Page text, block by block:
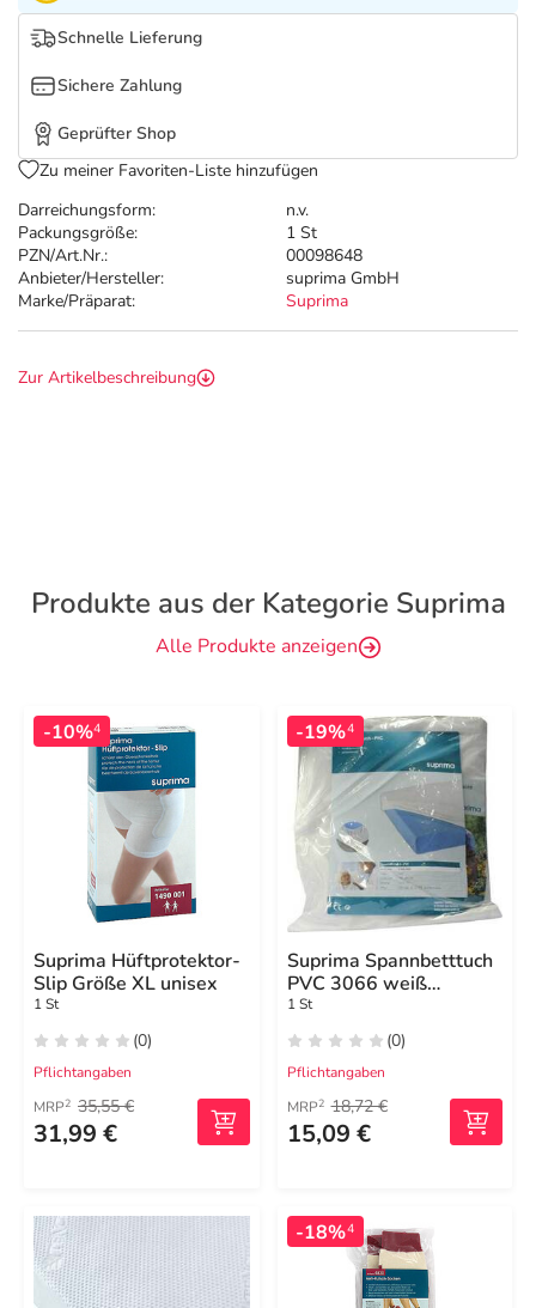
Tierapotheke
Vitamine & Mineralstoffe
Marken
Salus Deals
Darreichungsform:
n.v.
Packungsgröße:
1 St
PZN/Art.Nr.:
00098648
Anbieter/Hersteller:
suprima GmbH
Marke/Präparat:
Suprima
Schnelle Lieferung
Sichere Zahlung
Geprüfter Shop
Zu meiner Favoriten-Liste hinzufügen
Zur Artikelbeschreibung
Produkte aus der Kategorie Suprima
Alle Produkte anzeigen
-10%4
Suprima Hüftprotektor-
Slip Größe XL unisex
1 St
(0)
Pflichtangaben
MRP2 35,55 €
31,99 €
-19%4
Suprima Spannbetttuch
PVC 3066 weiß
100x200cm
1 St
(0)
Pflichtangaben
MRP2 18,72 €
15,09 €
-18%4